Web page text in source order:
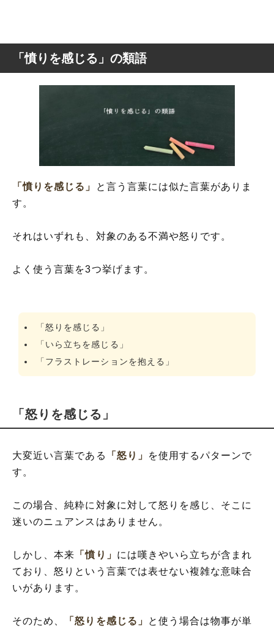
「憤りを感じる」の類語
「憤りを感じる」
と言う言葉には似た言葉がありま
す。
それはいずれも、対象のある不満や怒りです。
よく使う言葉を3つ挙げます。
「怒りを感じる」
「いら立ちを感じる」
「フラストレーションを抱える」
「怒りを感じる」
大変近い言葉である 「怒り」
を使用するパターンで
す。
この場合、純粋に対象に対して怒りを感じ、そこに
迷いのニュアンスはありません。
しかし、本来 「憤り」 には嘆きやいら立ちが含まれ
ており、怒りという言葉では表せない複雑な意味合
いがあります。
そのため、 「怒りを感じる」
と使う場合は物事が単